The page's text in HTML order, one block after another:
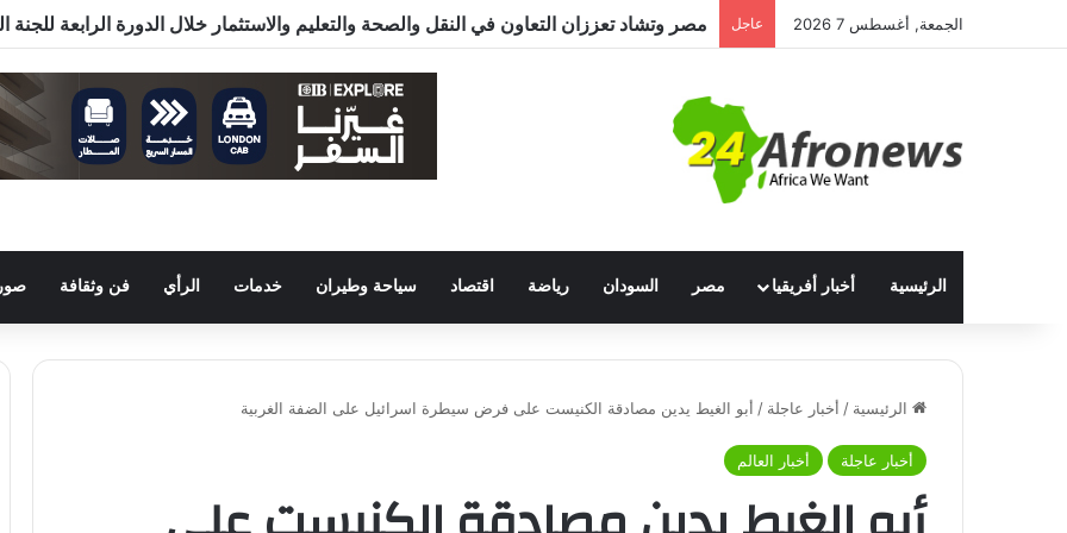
الجمعة, أغسطس 7 2026 عاجل مصر وتشاد تعززان التعاون في النقل والصحة والتعليم والاستثمار خلال الدورة الرابعة للجنة
الرئيسية أخبار أفريقيا مصر السودان رياضة اقتصاد سياحة وطيران خدمات الرأي فن وثقافة
الرئيسية / أخبار عاجلة / أبو الغيط يدين مصادقة الكنيست على فرض سيطرة اسرائيل على الضفة الغربية
أخبار عاجلة أخبار العالم